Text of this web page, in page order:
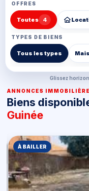
OFFRES
Toutes 4
TYPES DE BIENS
Tous les types
Glissez
ANNONCES
Biens
Guinée
À BAILLER